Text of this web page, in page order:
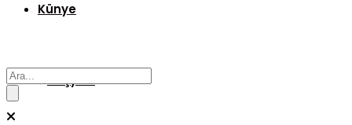
Künye
Başyazı